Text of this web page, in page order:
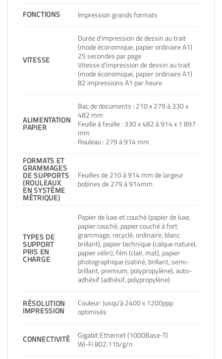
FONCTIONS
Impression grands formats
VITESSE
Durée d'impression de dessin au trait
(mode économique, papier ordinaire A1)
25 secondes par page
Vitesse d'impression de dessin au trait
(mode économique, papier ordinaire A1)
82 impressions A1 par heure
ALIMENTATION
PAPIER
Bac de documents : 210 x 279 à 330 x
482 mm
Feuille à feuille : 330 x 482 à 914 x 1 897
mm
Rouleau : 279 à 914 mm
FORMATS ET
GRAMMAGES
DE SUPPORTS
(ROULEAUX
EN SYSTÈME
MÉTRIQUE)
Feuilles de 210 à 914 mm de largeur
bobines de 279 à 914mm
TYPES DE
SUPPORT
PRIS EN
CHARGE
Papier de luxe et couché (papier de luxe,
papier couché, papier couché à fort
grammage, recyclé, ordinaire, blanc
brillant), papier technique (calque naturel,
papier vélin), film (clair, mat), papier
photographique (satiné, brillant, semi-
brillant, premium, polypropylène), auto-
adhésif (adhésif, polypropylène)
RÉSOLUTION
IMPRESSION
Couleur: Jusqu’à 2400 x 1200ppp
optimisés
CONNECTIVITÉ
Gigabit Ethernet (1000Base-T)
Wi-Fi 802.11b/g/n